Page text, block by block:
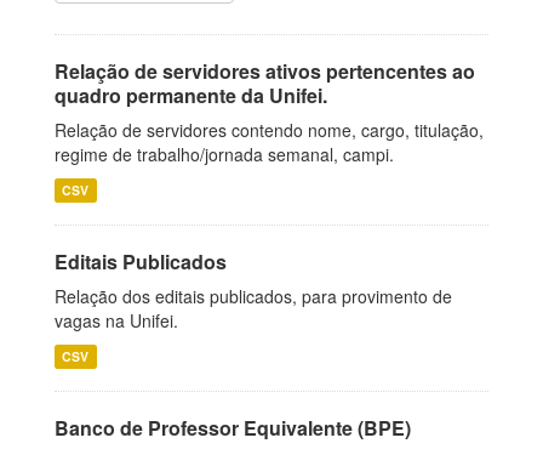
Relação de servidores ativos pertencentes ao
quadro permanente da Unifei.
Relação de servidores contendo nome, cargo, titulação,
regime de trabalho/jornada semanal, campi.
CSV
Editais Publicados
Relação dos editais publicados, para provimento de
vagas na Unifei.
CSV
Banco de Professor Equivalente (BPE)